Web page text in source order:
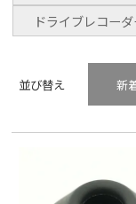
ドライブレコー
並び替え 新